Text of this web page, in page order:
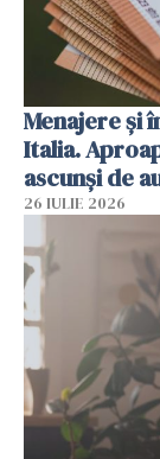
Menajere și
Italia.
ascunși de
26 IULIE 2026